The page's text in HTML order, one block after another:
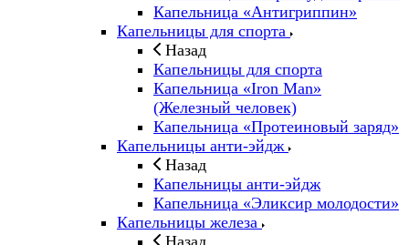
Капельница «Антигриппин»
Капельницы для спорта
Назад
Капельницы для спорта
Капельница «Iron Man»
(Железный человек)
Капельница «Протеиновый заряд»
Капельницы анти-эйдж
Назад
Капельницы анти-эйдж
Капельница «Эликсир молодости»
Капельницы железа
Назад